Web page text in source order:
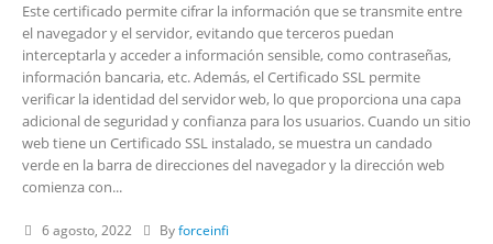
Este certificado permite cifrar la información que se transmite entre
el navegador y el servidor, evitando que terceros puedan
interceptarla y acceder a información sensible, como contraseñas,
información bancaria, etc. Además, el Certificado SSL permite
verificar la identidad del servidor web, lo que proporciona una capa
adicional de seguridad y confianza para los usuarios. Cuando un sitio
web tiene un Certificado SSL instalado, se muestra un candado
verde en la barra de direcciones del navegador y la dirección web
comienza con...
6 agosto, 2022 Byforceinfi